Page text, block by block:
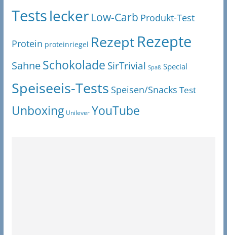
Testslecker Low-Carb Produkt-Test
Protein proteinriegel RezeptRezepte
SahneSchokolade SirTrivial Spaß Special
Speiseeis-Tests Speisen/Snacks Test
Unboxing Unilever YouTube